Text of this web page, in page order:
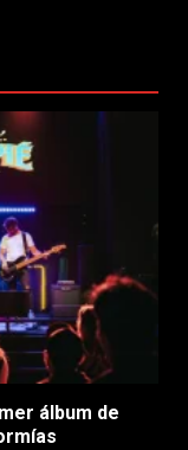
álbum de